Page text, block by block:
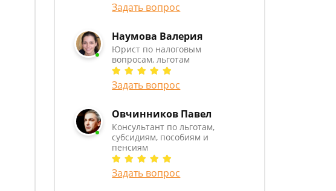
Задать вопрос
Наумова Валерия
Юрист по налоговым
вопросам, льготам
Задать вопрос
Овчинников Павел
Консультант по льготам,
субсидиям, пособиям и
пенсиям
Задать вопрос